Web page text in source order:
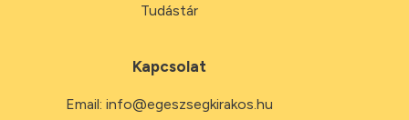
Tudástár
Kapcsolat
Email: info@egeszsegkirakos.hu